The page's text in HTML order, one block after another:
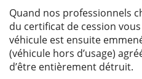
Quand nos professionnels
du certificat de cession
véhicule est ensuite
(véhicule hors d’usage)
d’être entièrement détruit.